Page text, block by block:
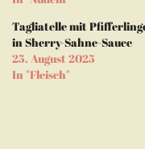
Tagliatelle mit
in Sherry-Sahne-Sauce
25. August 2025
In "Fleisch"